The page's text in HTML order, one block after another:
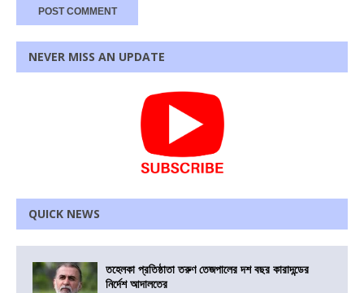
NEVER MISS AN UPDATE
QUICK NEWS
তহেলকা প্রতিষ্ঠাতা তরুণ তেজপালের দশ বছর কারাদন্ডের
নির্দেশ আদালতের